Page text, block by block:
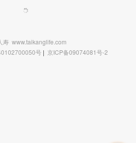
寿 www.taikanglife.com
号| 京ICP备09074081号-2